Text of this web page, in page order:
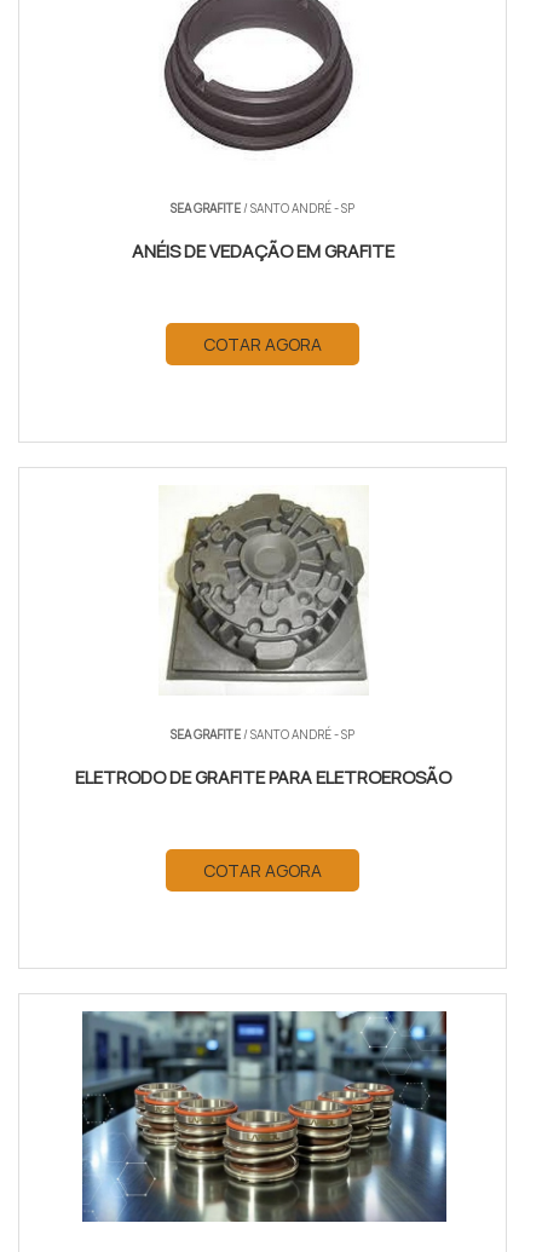
SEA GRAFITE/ SANTO ANDRÉ - SP
ANÉIS DE VEDAÇÃO EM GRAFITE
COTAR AGORA
SEA GRAFITE/ SANTO ANDRÉ - SP
ELETRODO DE GRAFITE PARA ELETROEROSÃO
COTAR AGORA